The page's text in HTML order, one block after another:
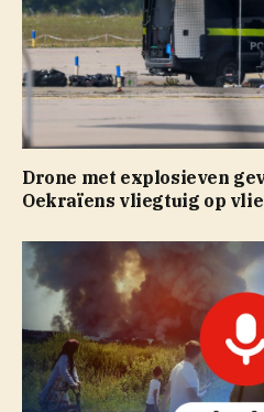
Drone met explosieven
Oekraïens vliegtuig op